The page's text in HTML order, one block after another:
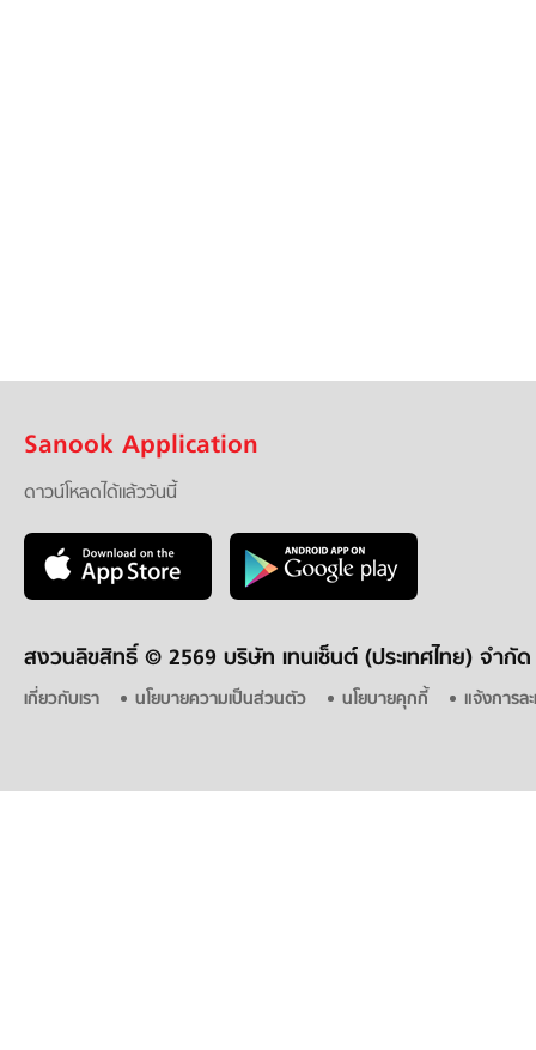
Sanook Application
ดาวน์โหลดได้แล้ววันนี้
สงวนลิขสิทธิ์ © 2569 บริษัท เทนเซ็นต์ (ประเทศไทย) จำกัด
เกี่ยวกับเรา นโยบายความเป็นส่วนตัว นโยบายคุกกี้ แจ้งการล